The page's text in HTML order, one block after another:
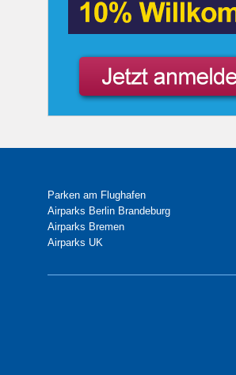
Parken am Flughafen
Airparks Berlin Brandeburg
Airparks Bremen
Airparks UK